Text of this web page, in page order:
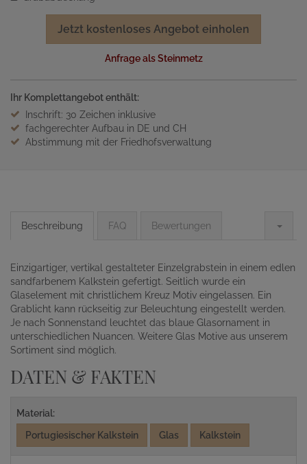
Jetzt kostenloses Angebot einholen
Anfrage als Steinmetz
Ihr Komplettangebot enthält:
Inschrift: 30 Zeichen inklusive
fachgerechter Aufbau in DE und CH
Abstimmung mit der Friedhofsverwaltung
Beschreibung FAQ Bewertungen
Einzigartiger, vertikal gestalteter Einzelgrabstein in einem edlen
sandfarbenem Kalkstein gefertigt. Seitlich wurde ein
Glaselement mit christlichem Kreuz Motiv eingelassen. Ein
Grablicht kann rückseitig zur Beleuchtung eingestellt werden.
Je nach Sonnenstand leuchtet das blaue Glasornament in
unterschiedlichen Nuancen. Weitere Glas Motive aus unserem
Sortiment sind möglich.
DATEN & FAKTEN
Material:
Portugiesischer Kalkstein
Glas Kalkstein